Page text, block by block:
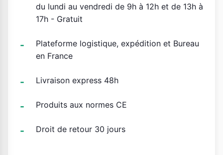
du lundi au vendredi de 9h à 12h et de 13h à
17h - Gratuit
Plateforme logistique, expédition et Bureau
en France
Livraison express 48h
Produits aux normes CE
Droit de retour 30 jours